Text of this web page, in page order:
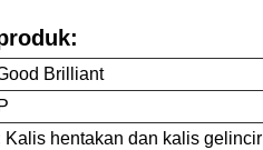
Brilliant
Kalis hentakan dan kalis gelincir